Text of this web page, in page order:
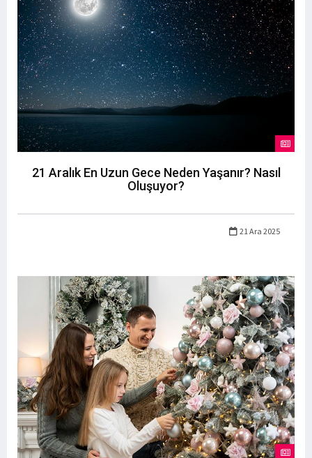
21 Aralık En Uzun Gece Neden Yaşanır? Nasıl
Oluşuyor?
21 Ara 2025